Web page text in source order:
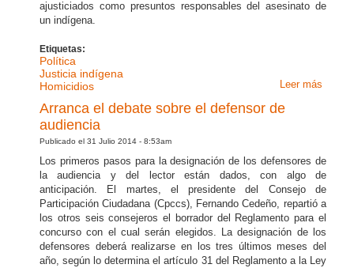
ajusticiados como presuntos responsables del asesinato de
un indígena.
Etiquetas:
Política
Justicia indígena
Homicidios
Leer más
CC
Arranca el debate sobre el defensor de
audiencia
Publicado el 31 Julio 2014 - 8:53am
Los primeros pasos para la designación de los defensores de
la audiencia y del lector están dados, con algo de
anticipación. El martes, el presidente del Consejo de
Participación Ciudadana (Cpccs), Fernando Cedeño, repartió a
los otros seis consejeros el borrador del Reglamento para el
concurso con el cual serán elegidos. La designación de los
defensores deberá realizarse en los tres últimos meses del
año, según lo determina el artículo 31 del Reglamento a la Ley